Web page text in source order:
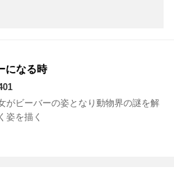
になる時
がビーバーの姿となり動物界の謎を解
姿を描く